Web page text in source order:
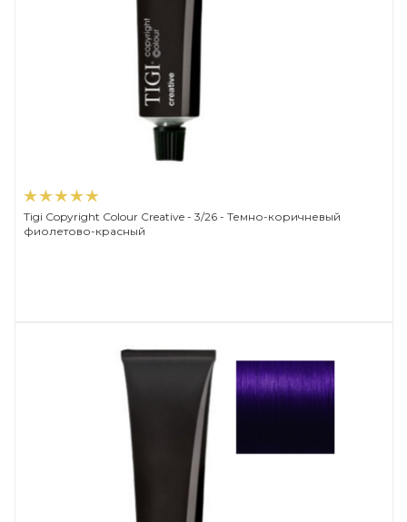
Tigi Copyright Сolour Creative - 3/26 - Темно-коричневый
фиолетово-красный